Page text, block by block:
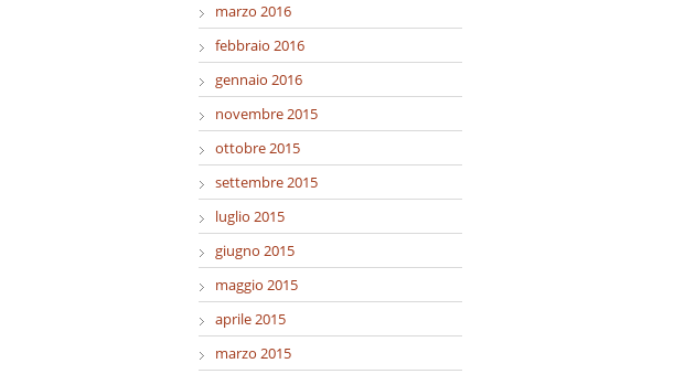
marzo 2016
febbraio 2016
gennaio 2016
novembre 2015
ottobre 2015
settembre 2015
luglio 2015
giugno 2015
maggio 2015
aprile 2015
marzo 2015